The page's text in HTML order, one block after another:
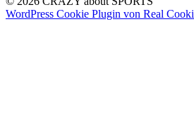
WordPress Cookie Plugin von Real